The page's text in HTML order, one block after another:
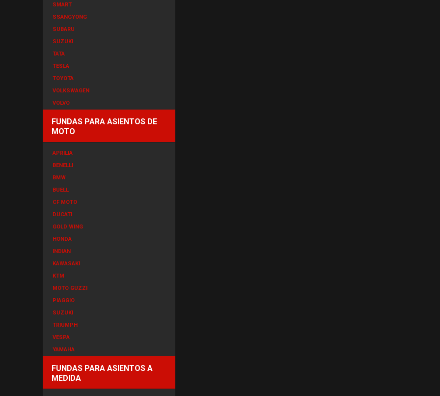
SMART
SSANGYONG
SUBARU
SUZUKI
TATA
TESLA
TOYOTA
VOLKSWAGEN
VOLVO
FUNDAS PARA ASIENTOS DE
MOTO
APRILIA
BENELLI
BMW
BUELL
CF MOTO
DUCATI
GOLD WING
HONDA
INDIAN
KAWASAKI
KTM
MOTO GUZZI
PIAGGIO
SUZUKI
TRIUMPH
VESPA
YAMAHA
FUNDAS PARA ASIENTOS A
MEDIDA